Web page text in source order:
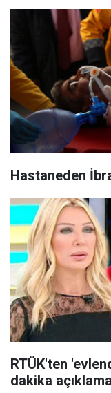
Hastaneden
RTÜK'ten
dakika